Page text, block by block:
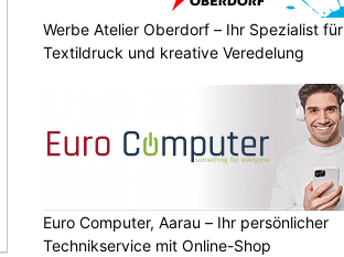
Werbe Atelier Oberdorf – Ihr Spezialist für
Textildruck und kreative Veredelung
Euro Computer, Aarau – Ihr persönlicher
Technikservice mit Online-Shop